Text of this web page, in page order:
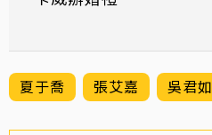
夏于喬 張艾嘉 吳君如